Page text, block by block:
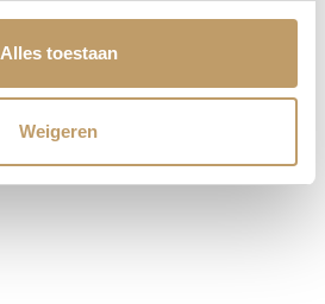
Alles toestaan
Weigeren
Volg onze instagram